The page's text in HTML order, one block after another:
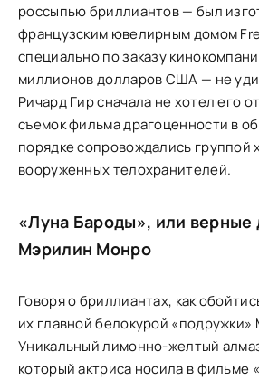
россыпью бриллиантов — был
французским ювелирным домом
специально по заказу
миллионов долларов США — не
Ричард Гир сначала не хотел его
съемок фильма драгоценности в
порядке сопровождались группой
вооруженных телохранителей.
«Луна Бароды», или верные
Мэрилин Монро
Говоря о бриллиантах, как
их главной белокурой
Уникальный лимонно-желтый
который актриса носила в фильме